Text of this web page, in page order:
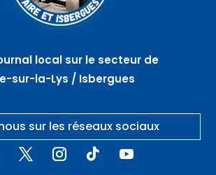
local sur le secteur de
sur-la-Lys / Isbergues
sur les réseaux sociaux